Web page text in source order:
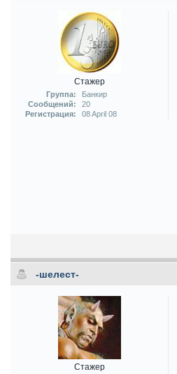
Стажер
Группа:
Банкир
Сообщений:
20
Регистрация:
08 April 08
-шелест-
Стажер